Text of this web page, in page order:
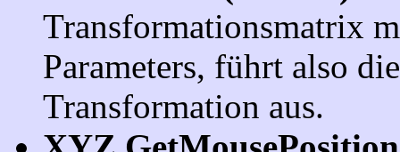
Transformationsmatrix
Parameters, führt also
Transformation aus.